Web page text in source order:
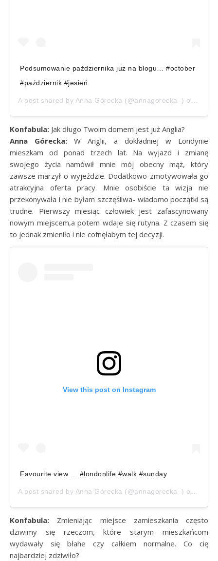
Podsumowanie października już na blogu… #october
#październik #jesień
A post shared by Anna Górecka (@annagorecka_) on
Konfabula: Jak długo Twoim domem jest już Anglia?
Anna Górecka: W Anglii, a dokładniej w Londynie
mieszkam od ponad trzech lat. Na wyjazd i zmianę
swojego życia namówił mnie mój obecny mąż, który
zawsze marzył o wyjeździe. Dodatkowo zmotywowała go
atrakcyjna oferta pracy. Mnie osobiście ta wizja nie
przekonywała i nie byłam szczęśliwa- wiadomo początki są
trudne. Pierwszy miesiąc człowiek jest zafascynowany
nowym miejscem,a potem wdaje się rutyna. Z czasem się
to jednak zmieniło i nie cofnęłabym tej decyzji.
View this post on Instagram
Favourite view … #londonlife #walk #sunday
A post shared by Anna Górecka (@annagorecka_) on Aug
Konfabula: Zmieniając miejsce zamieszkania często
dziwimy się rzeczom, które starym mieszkańcom
wydawały się błahe czy całkiem normalne. Co cię
najbardziej zdziwiło?